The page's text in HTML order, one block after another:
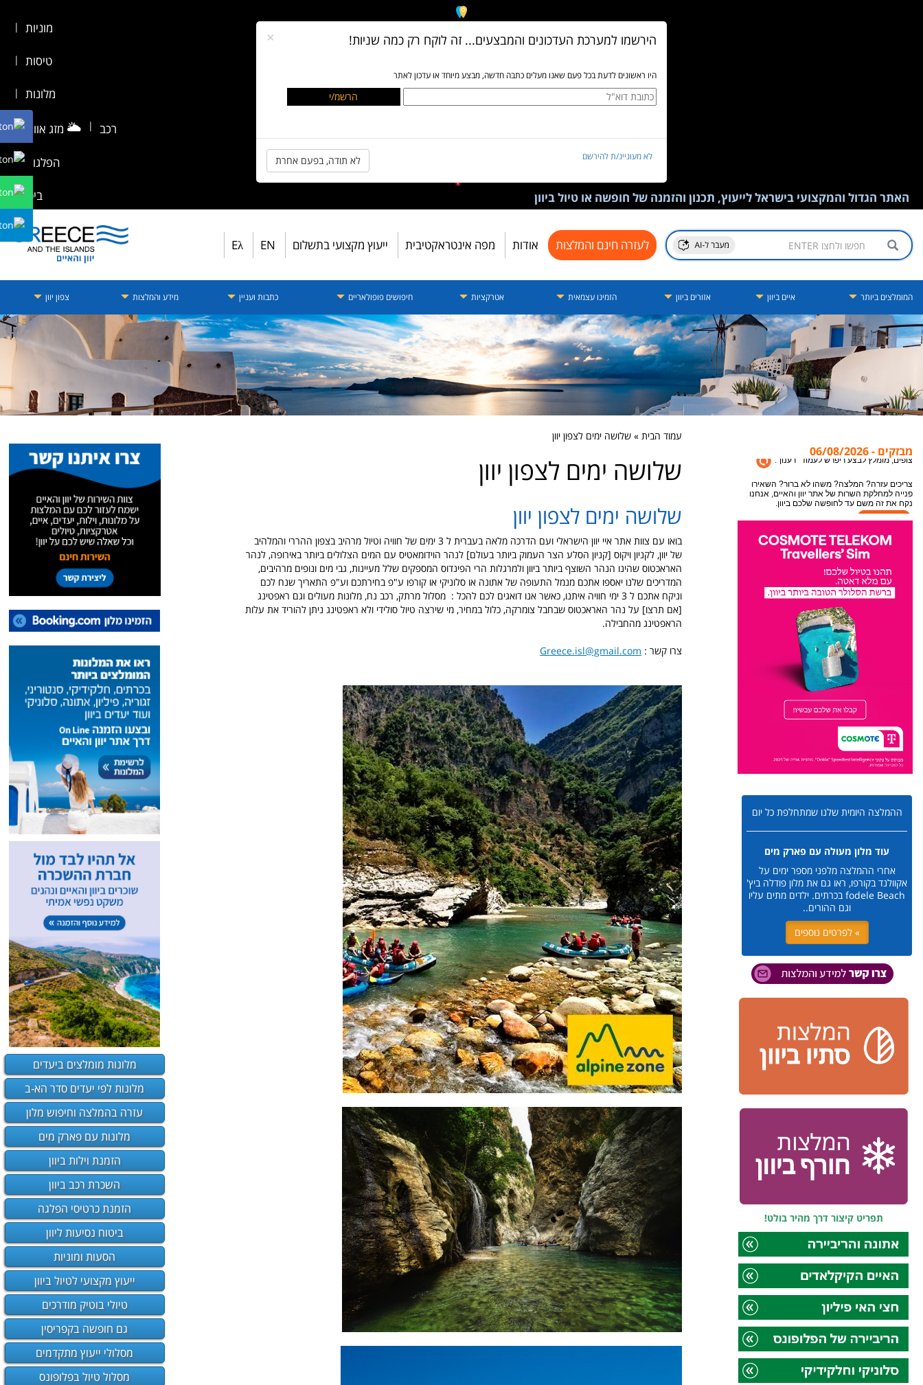
מוניות |
טיסות |
מלונות |
רכב |
🌥️ מזג אוויר |
הפלגות |
ביטוח האתר הגדול והמקצועי בישראל לייעוץ, תכנון והזמנה של חופשה או טיול ביוון
לעזרה חינם והמלצות אודות מפה אינטראקטיבית ייעוץ מקצועי בתשלום EN
Eλ
המומלצים ביותר איים ביוון אזורים ביוון הזמינו עצמאית אטרקציות חיפושים פופולאריים כתבות ועניין מידע והמלצות צפון יוון
עמוד הבית » שלושה ימים לצפון יוון
מבזקים - 06/08/2026
צריכים עזרה? המלצה? משהו לא ברור? השאירו
נקח את זה משם עד לחופשה שלכם ביוון.
אתר יוון והאיים מתעדכן במידע חדש כל הזמן, לקבלת
צופים, מומלץ לבצע ריפרש לעמוד "רענון".
ההמלצה היומית שלנו שמתחלפת כל יום
עוד מלון מעולה עם פארק מים
אחרי ההמלצה מלפני מספר ימים על
אקוולנד בקורפו, ראו גם את מלון פודלה ביץ'
fodele Beach בכרתים. ילדים מתים עליו
וגם ההורים..
» לפרטים נוספים
תפריט קיצור דרך מהיר בולט!
× הירשמו למערכת העדכונים והמבצעים... זה לוקח רק כמה שניות!
היו ראשונים לדעת בכל פעם שאנו מעלים כתבה חדשה, מבצע מיוחד או עדכון לאתר
לא מעוניינ/ת להירשם לא תודה, בפעם אחרת
שלושה ימים לצפון יוון
שלושה ימים לצפון יוון
בואו עם צוות אתר איי יוון הישראלי ועם הדרכה מלאה בעברית ל 3 ימים של חוויה וטיול מרהיב בצפון ההררי והמלהיב
של יוון, לקניון ויקוס [קניון הסלע הצר העמוק ביותר בעולם] לנהר הוידומאטיס עם המים הצלולים ביותר באירופה, לנהר
האראכטוס שהינו הנהר השוצף ביותר ביוון ולמרגלות הרי הפינדוס המספקים שלל מעיינות, גבי מים ונופים מרהיבים,
המדריכים שלנו יאספו אתכם מנמל התעופה של אתונה או סלוניקי או קורפו ע"פ בחירתכם וע"פ התאריך שנח לכם
וניקח אתכם ל 3 ימי חוויה איתנו, כאשר אנו דואגים לכם להכל : מסלול מרתק, רכב נח, מלונות מעולים וגם ראפטינג
[אם תרצו] על נהר האראכטוס שבחבל צומרקה, כלול במחיר, מי שירצה טיול סולידי ולא ראפטינג ניתן להוריד את עלות
הראפטינג מהחבילה.
צרו קשר : Greece.isl@gmail.com
מלונות מומלצים ביעדים
מלונות לפי יעדים סדר הא-ב
עזרה בהמלצה וחיפוש מלון
מלונות עם פארק מים
הזמנת וילות ביוון
השכרת רכב ביוון
הזמנת כרטיסי הפלגה
ביטוח נסיעות ליוון
הסעות ומוניות
ייעוץ מקצועי לטיול ביוון
טיולי בוטיק מודרכים
גם חופשה בקפריסין
מסלולי ייעוץ מתקדמים
מסלול טיול בפלופונס